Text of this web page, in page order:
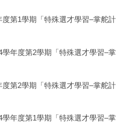
度第1學期「特殊選才學習–掌舵計
學年度第2學期「特殊選才學習–掌
度第2學期「特殊選才學習–掌舵計
學年度第1學期「特殊選才學習–掌